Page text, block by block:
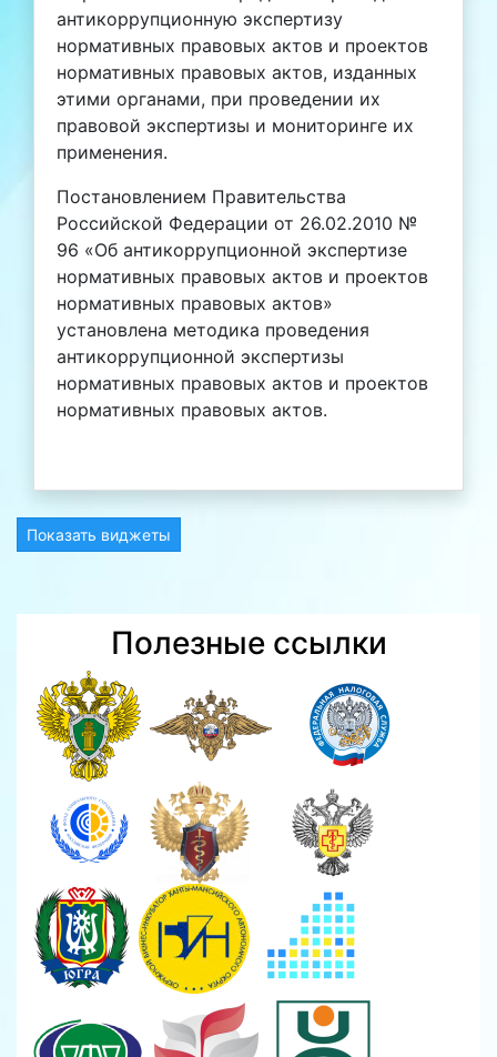
антикоррупционную экспертизу
нормативных правовых актов и проектов
нормативных правовых актов, изданных
этими органами, при проведении их
правовой экспертизы и мониторинге их
применения.
Постановлением Правительства
Российской Федерации от 26.02.2010 №
96 «Об антикоррупционной экспертизе
нормативных правовых актов и проектов
нормативных правовых актов»
установлена методика проведения
антикоррупционной экспертизы
нормативных правовых актов и проектов
нормативных правовых актов.
Показать виджеты
Полезные ссылки